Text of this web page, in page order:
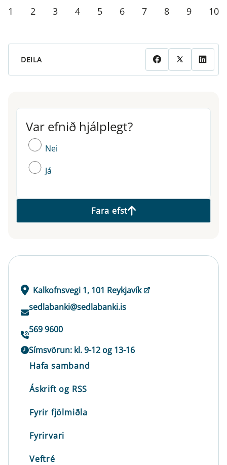
1 2 3 4 5 6 7 8 9 10
DEILA
Var efnið hjálplegt?
Var efnið hjálplegt?
Nei
Já
Fara efst
Kalkofnsvegi 1, 101 Reykjavík
sedlabanki@sedlabanki.is
569 9600
Símsvörun: kl. 9-12 og 13-16
Hafa samband
Áskrift og RSS
Fyrir fjölmiðla
Fyrirvari
Veftré